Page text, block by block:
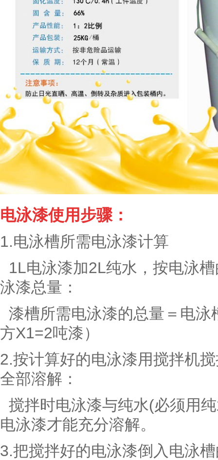
电泳漆使用步骤：
1.电泳槽所需电泳漆计算
1L电泳漆加2L纯水，按电泳
泳漆总量：
漆槽所需电泳漆的总量＝电
方X1=2吨漆）
2.按计算好的电泳漆用搅拌机
全部溶解：
搅拌时电泳漆与纯水(必须用
电泳漆才能充分溶解。
3.把搅拌好的电泳漆倒入电泳